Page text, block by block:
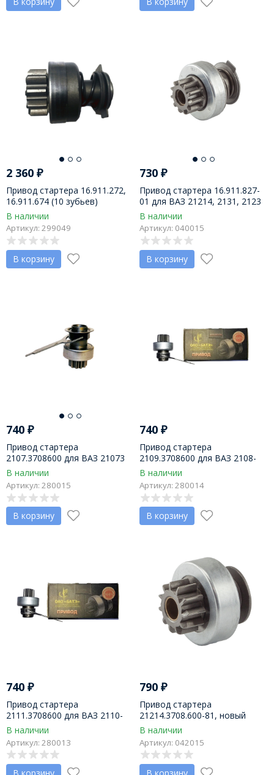
2 360 ₽
Привод стартера 16.911.272,
16.911.674 (10 зубьев)
AZF4554 (11.131.50), AZF4581
(11.131.316) КАМАЗ-ЕВРО-2,
МАЗ
В наличии
Артикул: 299049
В корзину
730₽
Привод стартера 16.911.827-
01 для ВАЗ 21214, 2131, 2123
Chevrolet Niva, на стартер
21214-3708010-01," и аналоги,
пр-во ПРАМО-Искра
В наличии
Артикул: 040015
В корзину
740 ₽
Привод стартера
2107.3708600 для ВАЗ 21073
(инж. двиг. с ЭСУД), пр-во
БАТЭ г. Борисов
В наличии
Артикул: 280015
В корзину
740₽
Привод стартера
2109.3708600 для ВАЗ 2108-
21099 (инж. двигатель с ЭСУД)
на стартеры БАТЭ
В наличии
Артикул: 280014
В корзину
740 ₽
Привод стартера
2111.3708600 для ВАЗ 2110-
2112, на стартер
2111.3708010-01 (инж. серия)
БАТЭ г. Борисов
В наличии
Артикул: 280013
В корзину
790₽
Привод стартера
21214.3708.600-81, новый
образец (81 серия) для ВАЗ
2101-2107, 21214, 21213, пр-
во Прамо-Искра
В наличии
Артикул: 042015
В корзину